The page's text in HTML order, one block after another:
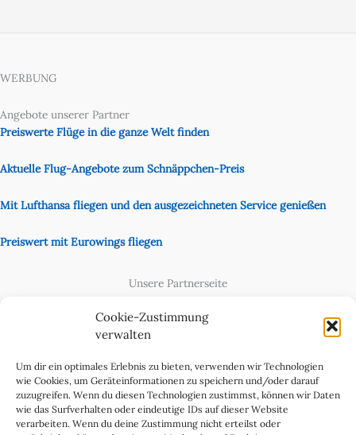
Cookie-Zustimmung
verwalten
Um dir ein optimales Erlebnis zu bieten, verwenden wir Technologien
wie Cookies, um Geräteinformationen zu speichern und/oder darauf
zuzugreifen. Wenn du diesen Technologien zustimmst, können wir Daten
wie das Surfverhalten oder eindeutige IDs auf dieser Website
verarbeiten. Wenn du deine Zustimmung nicht erteilst oder
WERBUNG
Angebote unserer Partner
Preiswerte Flüge in die ganze Welt finden
Aktuelle Flug-Angebote zum Schnäppchen-Preis
Mit Lufthansa fliegen und den ausgezeichneten Service genießen
Preiswert mit Eurowings fliegen
Unsere Partnerseite